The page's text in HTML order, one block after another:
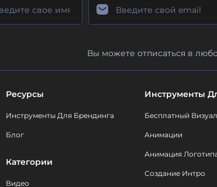
Вы можете отписаться в
Ресурсы
Инструменты Для Брендинга
Блог
Категории
Видео
Инструменты
Бесплатный
Анимации
Анимация
Создание Интро